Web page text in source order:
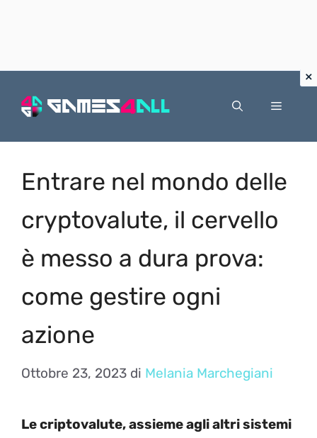
Menu
Entrare nel mondo delle
cryptovalute, il cervello
è messo a dura prova:
come gestire ogni
azione
Ottobre 23, 2023 di Melania Marchegiani
Le criptovalute, assieme agli altri sistemi